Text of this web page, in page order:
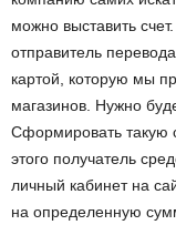
можно выставить
отправитель
картой, которую мы
магазинов. Нужно
Сформировать такую
этого получатель
личный кабинет на
на определенную